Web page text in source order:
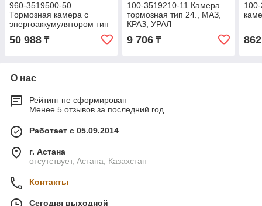
960-3519500-50
Тормозная камера с
энергоаккумулятором тип
30/24 (для полуприцепов)
50 988 ₸
100-3519210-11 Камера
тормозная тип 24., МАЗ,
КРАЗ, УРАЛ
9 706₸ 862
О нас
Рейтинг не сформирован
Менее 5 отзывов за последний год
Работает с 05.09.2014
г. Астана
отсутствует, Астана, Казахстан
Контакты
Сегодня выходной